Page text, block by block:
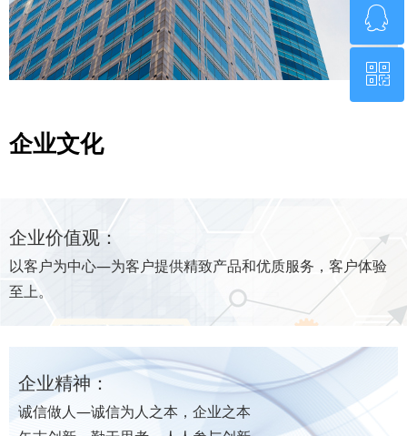
企业价值观：
以客户为中心—为客户提供精致产品和优质服务，客户体验
至上。
企业精神：
诚信做人—诚信为人之本，企业之本
企业文化
0755-21014808
ꁗ
QQ客服
ꀥ